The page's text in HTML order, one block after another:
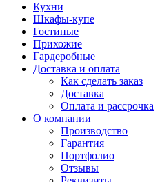
Кухни
Шкафы-купе
Гостиные
Прихожие
Гардеробные
Доставка и оплата
Как сделать заказ
Доставка
Оплата и рассрочка
О компании
Производство
Гарантия
Портфолио
Отзывы